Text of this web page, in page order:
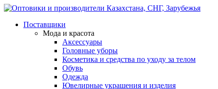
Поставщики
Мода и красота
Аксессуары
Головные уборы
Косметика и средства по уходу за телом
Обувь
Одежда
Ювелирные украшения и изделия